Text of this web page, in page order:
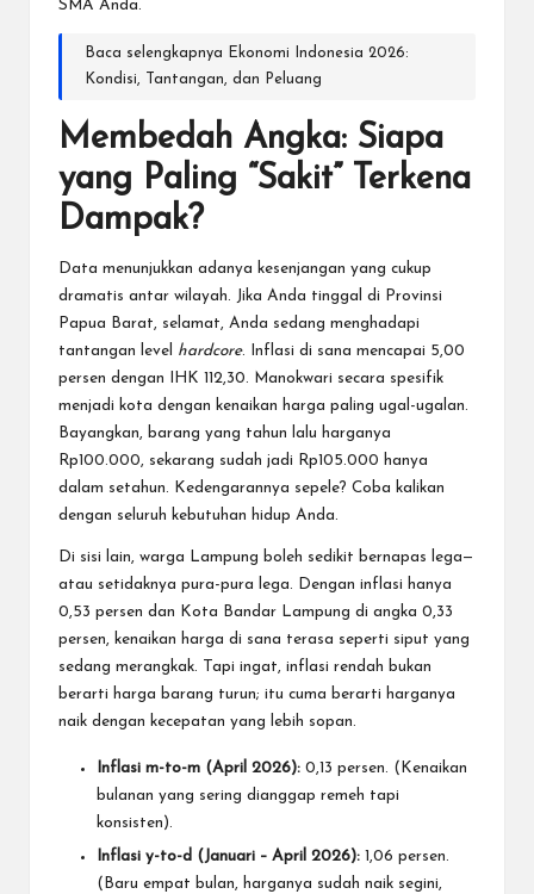
SMA Anda.
Baca selengkapnya
Ekonomi Indonesia 2026:
Kondisi, Tantangan, dan Peluang
Membedah Angka: Siapa
yang Paling “Sakit” Terkena
Dampak?
Data menunjukkan adanya kesenjangan yang cukup
dramatis antar wilayah. Jika Anda tinggal di Provinsi
Papua Barat, selamat, Anda sedang menghadapi
tantangan level hardcore. Inflasi di sana mencapai 5,00
persen dengan IHK 112,30. Manokwari secara spesifik
menjadi kota dengan kenaikan harga paling ugal-ugalan.
Bayangkan, barang yang tahun lalu harganya
Rp100.000, sekarang sudah jadi Rp105.000 hanya
dalam setahun. Kedengarannya sepele? Coba kalikan
dengan seluruh kebutuhan hidup Anda.
Di sisi lain, warga Lampung boleh sedikit bernapas lega—
atau setidaknya pura-pura lega. Dengan inflasi hanya
0,53 persen dan Kota Bandar Lampung di angka 0,33
persen, kenaikan harga di sana terasa seperti siput yang
sedang merangkak. Tapi ingat, inflasi rendah bukan
berarti harga barang turun; itu cuma berarti harganya
naik dengan kecepatan yang lebih sopan.
Inflasi m-to-m (April 2026): 0,13 persen. (Kenaikan
bulanan yang sering dianggap remeh tapi
konsisten).
Inflasi y-to-d (Januari – April 2026): 1,06 persen.
(Baru empat bulan, harganya sudah naik segini,